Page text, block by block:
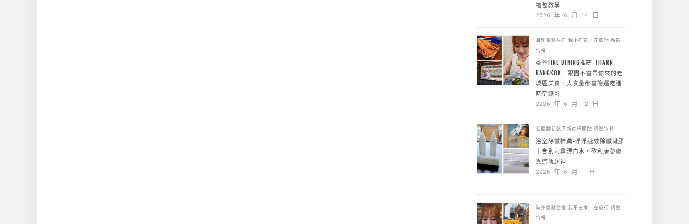
禮包教學
2026 年 6 月 14 日
海外景點住宿 我不在家，在旅行 精選
特輯
曼谷FINE DINING推薦-THARN
BANGKOK｜跟團不會帶你來的老
城區美食，大食量都會飽還吃進
時空縮影
2026 年 6 月 12 日
老屋翻新裝潢新家細節控 精選特輯
浴室除黴推薦-淨淨速效除黴凝膠
｜告別刺鼻漂白水，矽利康發黴
靠這瓶超神
2026 年 6 月 1 日
海外景點住宿 我不在家，在旅行 精選
特輯